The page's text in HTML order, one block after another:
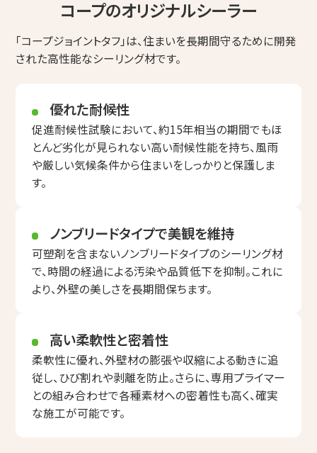
コープのオリジナルシーラー
「コープジョイントタフ」は、住まいを長期間守るために開発
された高性能なシーリング材です。
優れた耐候性
促進耐候性試験において、約15年相当の期間でもほ
とんど劣化が見られない高い耐候性能を持ち、風雨
や厳しい気候条件から住まいをしっかりと保護しま
す。
ノンブリードタイプで美観を維持
可塑剤を含まないノンブリードタイプのシーリング材
で、時間の経過による汚染や品質低下を抑制。これに
より、外壁の美しさを長期間保ちます。
高い柔軟性と密着性
柔軟性に優れ、外壁材の膨張や収縮による動きに追
従し、ひび割れや剥離を防止。さらに、専用プライマー
との組み合わせで各種素材への密着性も高く、確実
な施工が可能です。